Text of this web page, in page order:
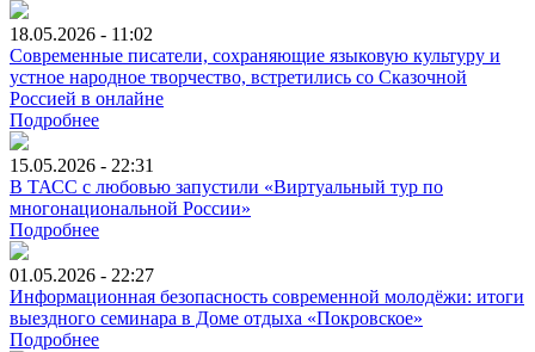
18.05.2026 - 11:02
Современные писатели, сохраняющие языковую культуру и
устное народное творчество, встретились со Сказочной
Россией в онлайне
Подробнее
15.05.2026 - 22:31
В ТАСС с любовью запустили «Виртуальный тур по
многонациональной России»
Подробнее
01.05.2026 - 22:27
Информационная безопасность современной молодёжи: итоги
выездного семинара в Доме отдыха «Покровское»
Подробнее